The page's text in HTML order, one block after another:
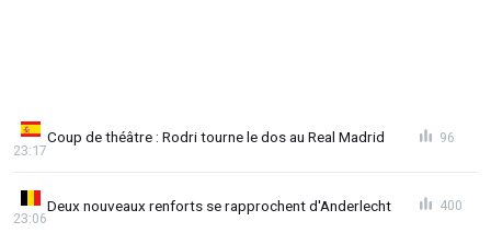
Coup de théâtre : Rodri tourne le dos au Real Madrid
23:17
96
Deux nouveaux renforts se rapprochent d'Anderlecht
23:06
400